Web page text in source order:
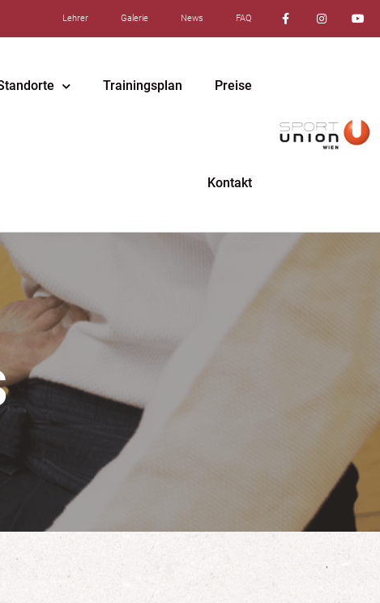
Lehrer Galerie News FAQ
Trainingsplan Preise
Kontakt